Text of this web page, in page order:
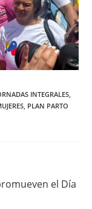
INTEGRALES,
, PLAN PARTO
el Día